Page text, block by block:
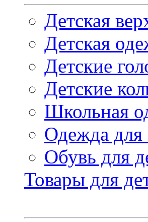
Детская
Детская
Детские
Детские
Школьная
Одежда
Обувь для
Товары для